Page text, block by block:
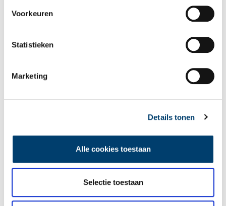
Voorkeuren
Statistieken
Marketing
Details tonen
Alle cookies toestaan
Selectie toestaan
E-mail*
Vink dit aan als u op de hoogte gehouden wil worden.
Lees meer verhalen